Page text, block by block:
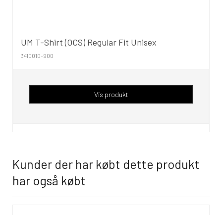
UM T-Shirt (OCS) Regular Fit Unisex
3410010-900
Vis produkt
Kunder der har købt dette produkt
har også købt